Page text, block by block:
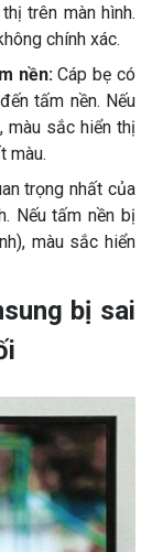
trên màn hình.
chính xác.
nền:Cáp bẹ có
tấm nền. Nếu
màu sắc hiển thị
màu.
trọng nhất của
Nếu tấm nền bị
màu sắc hiển
bị sai